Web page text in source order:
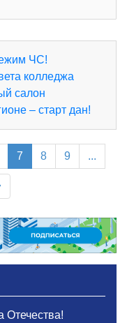
ЧС!
колледжа
салон
– старт дан!
7 8 9 ...
Отечества!